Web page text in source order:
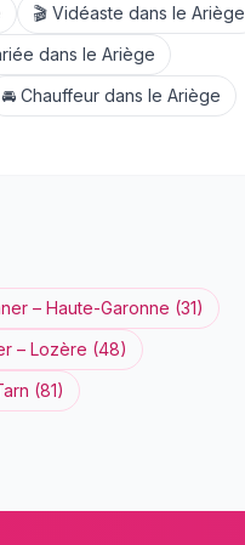
🎬 Vidéaste dans le Ariège
dans le Ariège
🚘 Chauffeur dans le Ariège
– Haute-Garonne (31)
– Lozère (48)
(81)